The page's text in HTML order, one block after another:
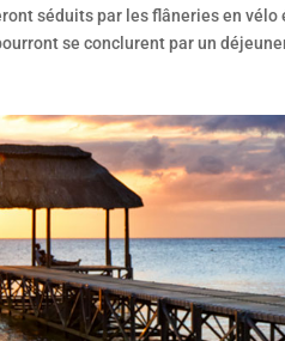
séduits par les flâneries en
se conclurent par un